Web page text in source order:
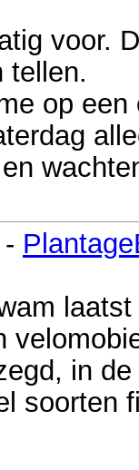
voor.
tellen.
op
-
in
soorten